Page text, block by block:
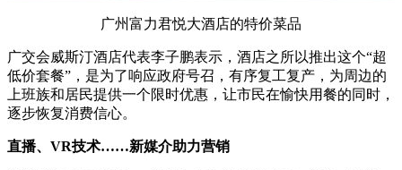
广州富力君悦大酒店的特价菜品
广交会威斯汀酒店代表李子鹏表示，酒店之所以推出这个“超
低价套餐”，是为了响应政府号召，有序复工复产，为周边的
上班族和居民提供一个限时优惠，让市民在愉快用餐的同时，
逐步恢复消费信心。
直播、VR技术……新媒介助力营销